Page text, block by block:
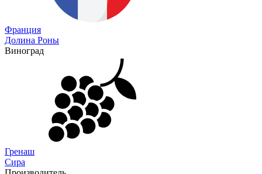
Франция
Долина Роны
Виноград
Гренаш
Сира